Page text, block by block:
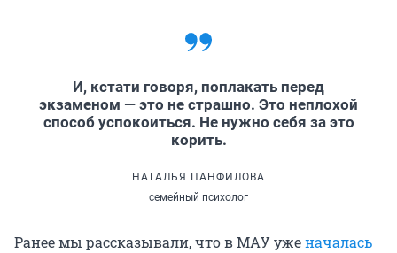
И, кстати говоря, поплакать перед
экзаменом — это не страшно. Это неплохой
способ успокоиться. Не нужно себя за это
корить.
НАТАЛЬЯ ПАНФИЛОВА
семейный психолог
Ранее мы рассказывали, что в МАУ уженачалась